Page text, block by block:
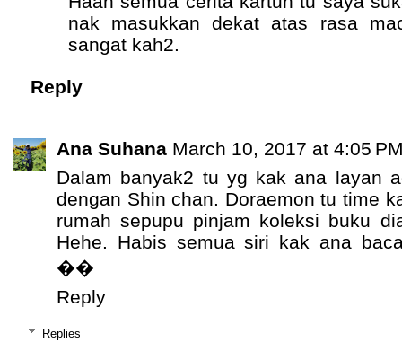
nak masukkan dekat atas rasa
sangat kah2.
Reply
Ana Suhana March 10, 2017 at 4:05
Dalam banyak2 tu yg kak ana layan
dengan Shin chan. Doraemon tu time
rumah sepupu pinjam koleksi buku
Hehe. Habis semua siri kak ana
��
Reply
Replies